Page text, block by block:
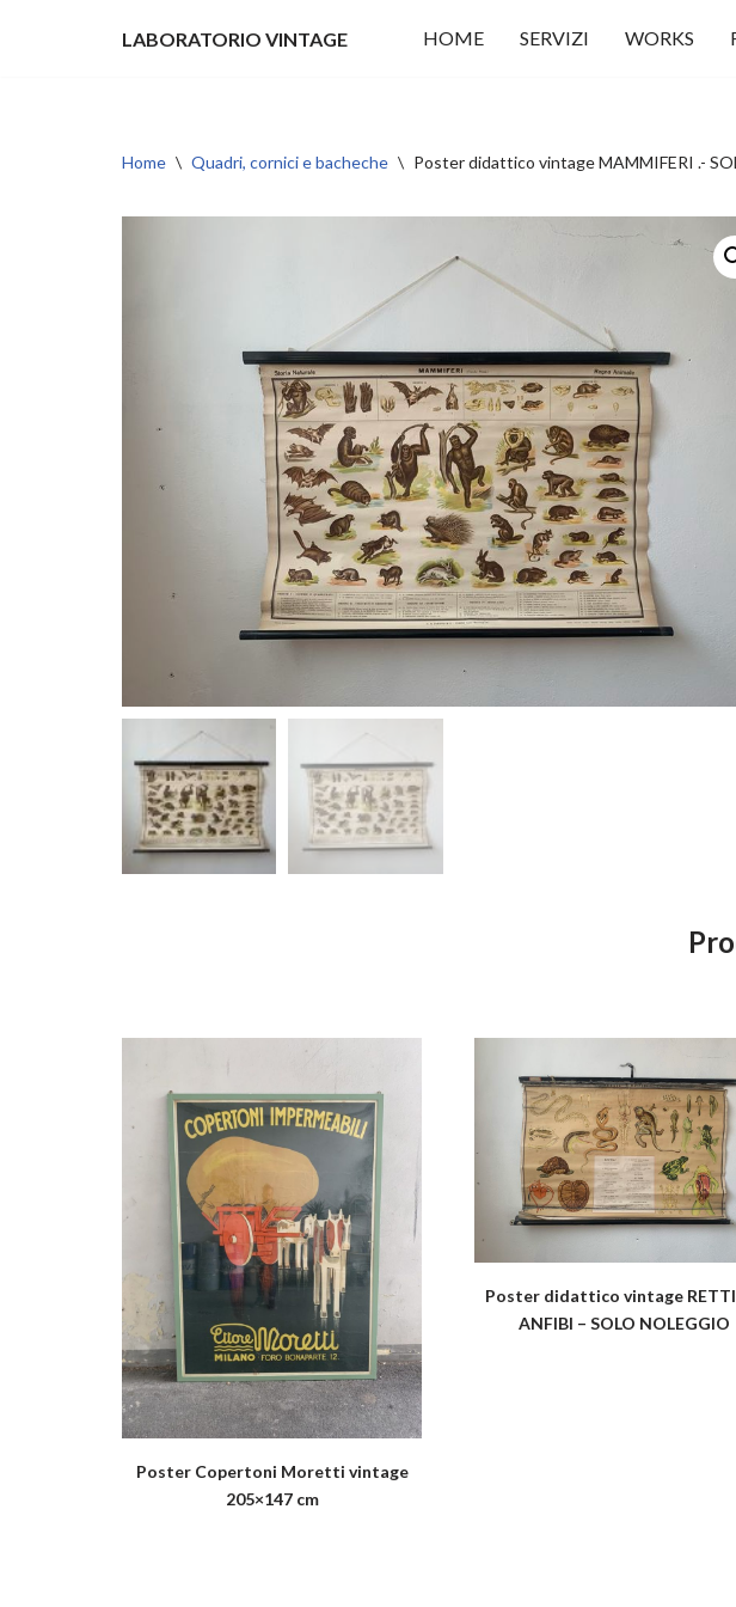
LABORATORIO VINTAGE HOME SERVIZI WORKS
Home \ Quadri, cornici e bacheche \ Poster didattico vintage MAMMIFERI .-
Poster Copertoni Moretti vintage
205×147 cm
Poster didattico vintage
ANFIBI – SOLO NOLEGGIO